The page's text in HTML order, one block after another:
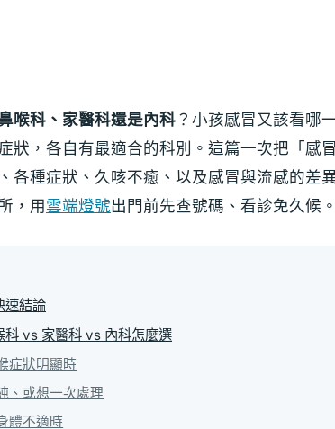
喉科、家醫科還是內科？小孩感冒又該看哪
狀，各自有最適合的科別。這篇一次把「感
種症狀、久咳不癒、以及感冒與流感的差
，用雲端燈號出門前先查號碼、看診免久候。
速結論
科 vs 家醫科 vs 內科怎麼選
症狀明顯時
、或想一次處理
體不適時